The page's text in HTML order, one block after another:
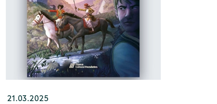
21.03.2025